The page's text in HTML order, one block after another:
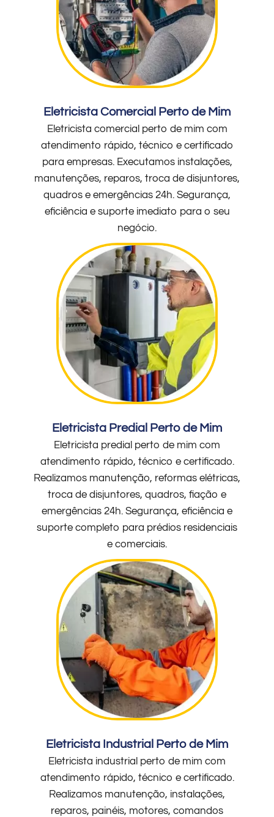
Eletricista Comercial Perto de Mim
Eletricista comercial perto de mim com
atendimento rápido, técnico e certificado
para empresas. Executamos instalações,
manutenções, reparos, troca de disjuntores,
quadros e emergências 24h. Segurança,
eficiência e suporte imediato para o seu
negócio.
Eletricista Predial Perto de Mim
Eletricista predial perto de mim com
atendimento rápido, técnico e certificado.
Realizamos manutenção, reformas elétricas,
troca de disjuntores, quadros, fiação e
emergências 24h. Segurança, eficiência e
suporte completo para prédios residenciais
e comerciais.
Eletricista Industrial Perto de Mim
Eletricista industrial perto de mim com
atendimento rápido, técnico e certificado.
Realizamos manutenção, instalações,
reparos, painéis, motores, comandos